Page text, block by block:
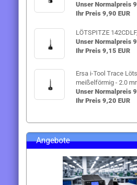
Unser Normalpreis
Ihr Preis 9,90 EUR
LÖTSPITZE
Unser Normalpreis
Ihr Preis 9,15 EUR
Ersa i-Tool Trace
meißelförmig - 2.0
Unser Normalpreis
Ihr Preis 9,20 EUR
Angebote